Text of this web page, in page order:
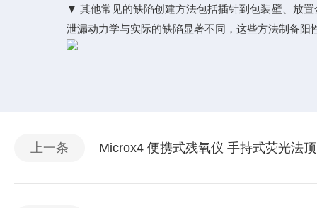
▼ 其他常见的缺陷创建方法包括插针到包装壁、放
泄漏动力学与实际的缺陷显著不同，这些方法制备阳
上一条 Microx4 便携式残氧仪 手持式荧光法